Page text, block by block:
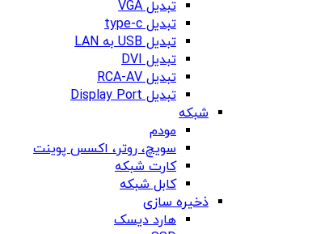
تبدیل VGA
تبدیل type-c
تبدیل USB به LAN
تبدیل DVI
تبدیل RCA-AV
تبدیل Display Port
شبکه
مودم
سویچ، روتر، اکسس پوینت
کارت شبکه
کابل شبکه
ذخیره سازی
هارد دیسک